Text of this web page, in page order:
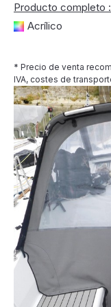
Producto completo :
Acrílico
* Precio de venta
IVA, costes de